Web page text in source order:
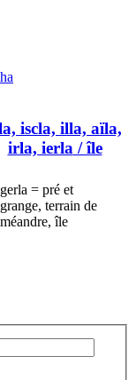
iscla, illa, aïla,
irla, ierla / île
gerla = pré et
grange, terrain de
méandre, île